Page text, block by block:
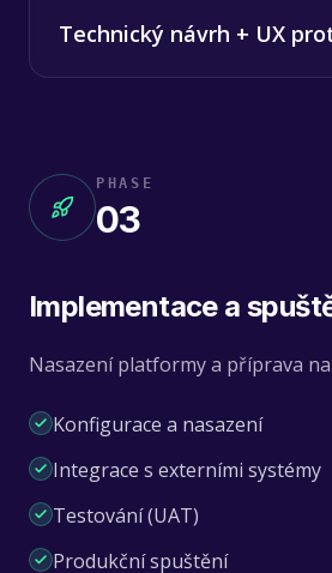
Technický návrh + UX
PHASE
03
Implementace a
Nasazení platformy a příprava
Konfigurace a nasazení
Integrace s externími systémy
Testování (UAT)
Produkční spuštění